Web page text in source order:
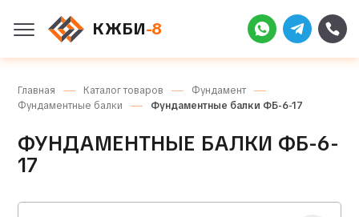
КЖБИ-8
Главная Каталог товаров
Фундамент
Фундаментные балки
Фундаментные балки ФБ-6-17
ФУНДАМЕНТНЫЕ БАЛКИ ФБ-6-
17